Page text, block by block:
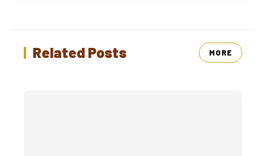
Related Posts MORE